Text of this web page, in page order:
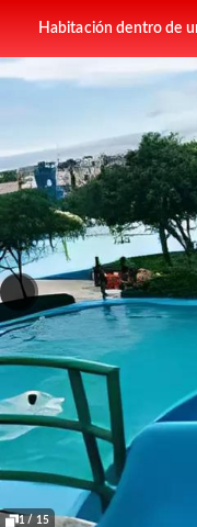
Habitación dentro de
1 / 15